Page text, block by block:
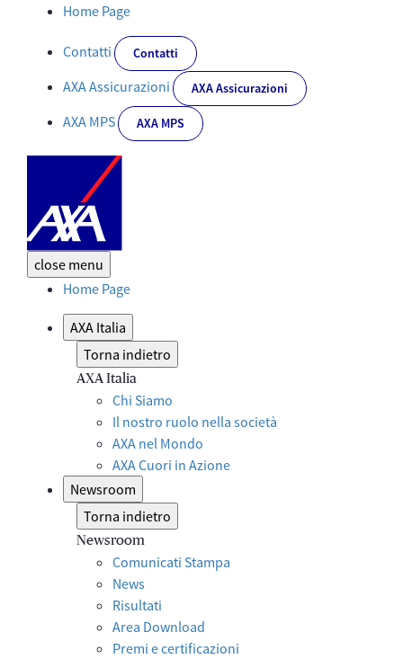
Dettaglio News - Corporate
Home Page
Contatti Contatti
AXA Assicurazioni AXA Assicurazioni
AXA MPS AXA MPS
close menu
Home Page
AXA Italia
Torna indietro
AXA Italia
Chi Siamo
Il nostro ruolo nella società
AXA nel Mondo
AXA Cuori in Azione
Newsroom
Torna indietro
Newsroom
Comunicati Stampa
News
Risultati
Area Download
Premi e certificazioni